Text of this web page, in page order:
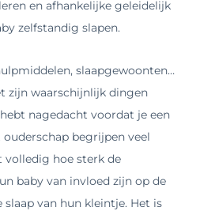
en afhankelijke geleidelijk
zelfstandig slapen.
slaapgewoonten…
zijn waarschijnlijk dingen
nagedacht voordat je een
ouderschap begrijpen veel
volledig hoe sterk de
baby van invloed zijn op de
van hun kleintje. Het is